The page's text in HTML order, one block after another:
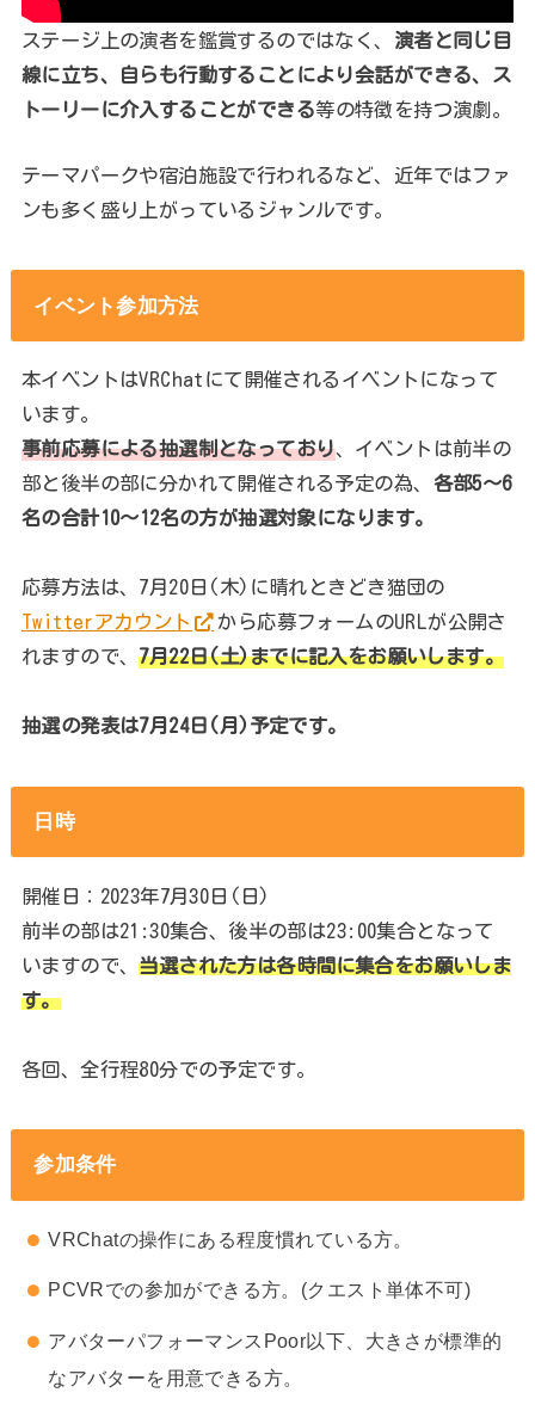
ステージ上の演者を鑑賞するのではなく、 演者と同じ目
線に立ち、自らも行動することにより会話ができる、ス
トーリーに介入することができる等の特徴を持つ演劇。
テーマパークや宿泊施設で行われるなど、近年ではファ
ンも多く盛り上がっているジャンルです。
イベント参加方法
本イベントはVRChatにて開催されるイベントになって
います。
事前応募による抽選制となっており、イベントは前半の
部と後半の部に分かれて開催される予定の為、 各部5～6
名の合計10～12名の方が抽選対象になります。
応募方法は、7月20日(木)に晴れときどき猫団の
Twitterアカウント
から応募フォームのURLが公開さ
れますので、7月22日(土)までに記入をお願いします。
抽選の発表は7月24日(月)予定です。
日時
開催日：2023年7月30日(日)
前半の部は21:30集合、後半の部は23:00集合となって
いますので、当選された方は各時間に集合をお願いしま
す。
各回、全行程80分での予定です。
参加条件
VRChatの操作にある程度慣れている方。
PCVRでの参加ができる方。(クエスト単体不可)
アバターパフォーマンスPoor以下、大きさが標準的
なアバターを用意できる方。